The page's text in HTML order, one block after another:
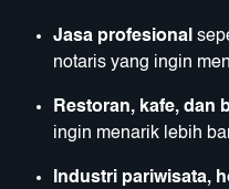
Jasa profesional
notaris yang ingin
Restoran, kafe, dan
ingin menarik lebih
Industri pariwisata,